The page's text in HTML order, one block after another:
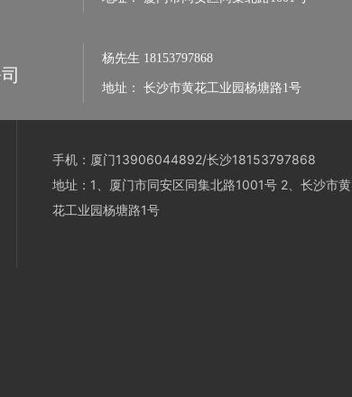
杨先生 18153797868
地址： 长沙市黄花工业园杨塘路1号
手机：厦门13906044892/长沙18153797868
地址：1、厦门市同安区同集北路1001号 2、长沙市黄
花工业园杨塘路1号